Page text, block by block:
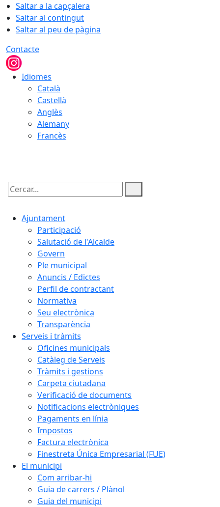
Saltar a la capçalera
Saltar al contingut
Saltar al peu de pàgina
Contacte
Idiomes
Català
Castellà
Anglès
Alemany
Francès
Cercar:
Ajuntament
Participació
Salutació de l'Alcalde
Govern
Ple municipal
Anuncis / Edictes
Perfil de contractant
Normativa
Seu electrònica
Transparència
Serveis i tràmits
Oficines municipals
Catàleg de Serveis
Tràmits i gestions
Carpeta ciutadana
Verificació de documents
Notificacions electròniques
Pagaments en línia
Impostos
Factura electrònica
Finestreta Única Empresarial (FUE)
El municipi
Com arribar-hi
Guia de carrers / Plànol
Guia del municipi